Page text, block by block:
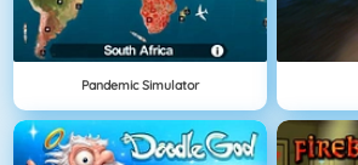
Pandemic Simulator